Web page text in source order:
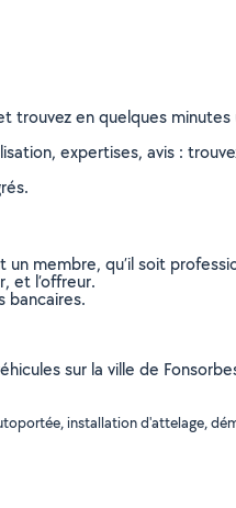
trouvez en quelques
expertises, avis :
membre, qu’il soit
et l’offreur.
bancaires.
sur la ville de
installation d'attelage,